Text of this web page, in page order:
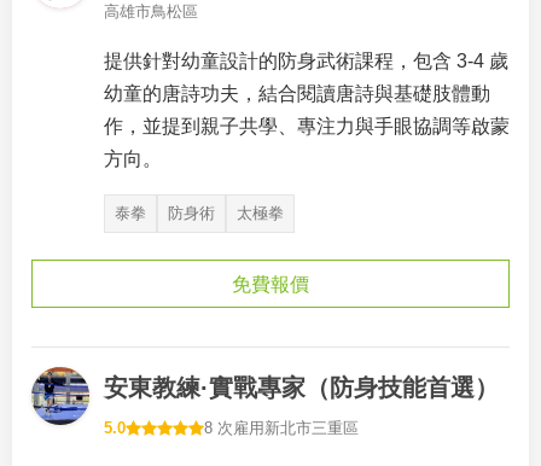
高雄市鳥松區
提供針對幼童設計的防身武術課程，包含 3-4 歲
幼童的唐詩功夫，結合閱讀唐詩與基礎肢體動
作，並提到親子共學、專注力與手眼協調等啟蒙
方向。
泰拳 防身術 太極拳
免費報價
安東教練·實戰專家（防身技能首選）
5.0 8 次雇用 新北市三重區